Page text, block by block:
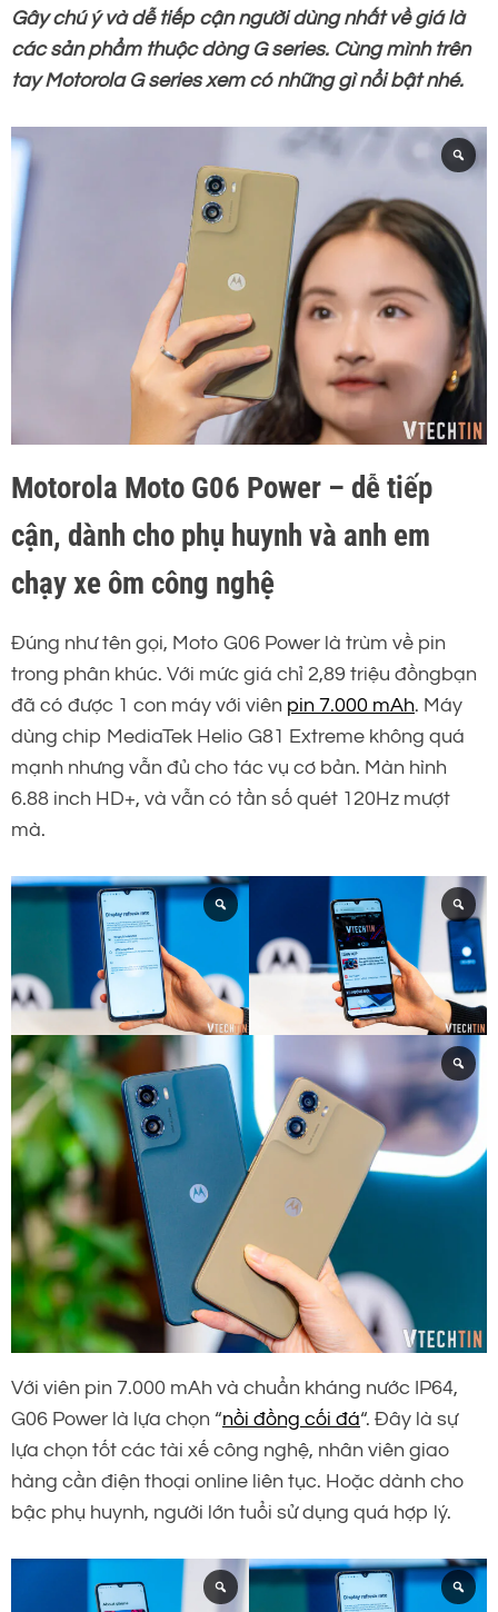
Gây chú ý và dễ tiếp cận người dùng nhất về giá là
các sản phẩm thuộc dòng G series. Cùng mình trên
tay Motorola G series xem có những gì nổi bật nhé.
Motorola Moto G06 Power – dễ tiếp
cận, dành cho phụ huynh và anh em
chạy xe ôm công nghệ
Đúng như tên gọi, Moto G06 Power là trùm về pin
trong phân khúc. Với mức giá chỉ 2,89 triệu đồngbạn
đã có được 1 con máy với viên pin 7.000 mAh. Máy
dùng chip MediaTek Helio G81 Extreme không quá
mạnh nhưng vẫn đủ cho tác vụ cơ bản. Màn hình
6.88 inch HD+, và vẫn có tần số quét 120Hz mượt
mà.
Với viên pin 7.000 mAh và chuẩn kháng nước IP64,
G06 Power là lựa chọn “nồi đồng cối đá“. Đây là sự
lựa chọn tốt các tài xế công nghệ, nhân viên giao
hàng cần điện thoại online liên tục. Hoặc dành cho
bậc phụ huynh, người lớn tuổi sử dụng quá hợp lý.